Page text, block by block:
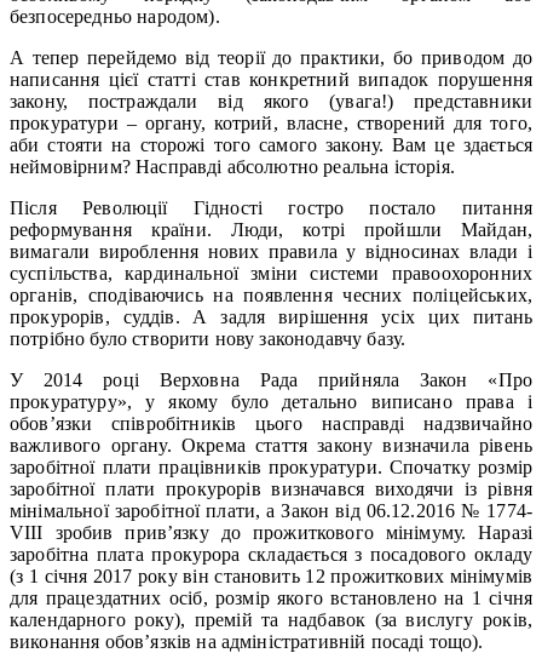
безпосередньо народом).
А тепер перейдемо від теорії до практики, бо приводом до
написання цієї статті став конкретний випадок порушення
закону, постраждали від якого (увага!) представники
прокуратури – органу, котрий, власне, створений для того,
аби стояти на сторожі того самого закону. Вам це здається
неймовірним? Насправді абсолютно реальна історія.
Після Революції Гідності гостро постало питання
реформування країни. Люди, котрі пройшли Майдан,
вимагали вироблення нових правила у відносинах влади і
суспільства, кардинальної зміни системи правоохоронних
органів, сподіваючись на появлення чесних поліцейських,
прокурорів, суддів. А задля вирішення усіх цих питань
потрібно було створити нову законодавчу базу.
У 2014 році Верховна Рада прийняла Закон «Про
прокуратуру», у якому було детально виписано права і
обов’язки співробітників цього насправді надзвичайно
важливого органу. Окрема стаття закону визначила рівень
заробітної плати працівників прокуратури. Спочатку розмір
заробітної плати прокурорів визначався виходячи із рівня
мінімальної заробітної плати, а Закон від 06.12.2016 № 1774-
VIII зробив прив’язку до прожиткового мінімуму. Наразі
заробітна плата прокурора складається з посадового окладу
(з 1 січня 2017 року він становить 12 прожиткових мінімумів
для працездатних осіб, розмір якого встановлено на 1 січня
календарного року), премій та надбавок (за вислугу років,
виконання обов’язків на адміністративній посаді тощо).